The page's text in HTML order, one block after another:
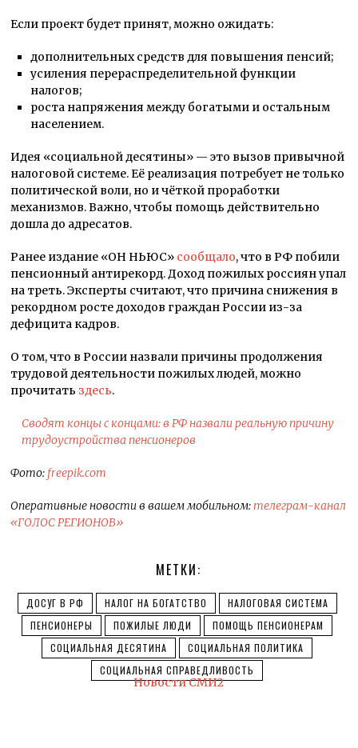
Если проект будет принят, можно ожидать:
дополнительных средств для повышения пенсий;
усиления перераспределительной функции
налогов;
роста напряжения между богатыми и остальным
населением.
Идея «социальной десятины» — это вызов привычной
налоговой системе. Её реализация потребует не только
политической воли, но и чёткой проработки
механизмов. Важно, чтобы помощь действительно
дошла до адресатов.
Ранее издание «ОН НЬЮС» сообщало, что в РФ побили
пенсионный антирекорд. Доход пожилых россиян упал
на треть. Эксперты считают, что причина снижения в
рекордном росте доходов граждан России из-за
дефицита кадров.
О том, что в России назвали причины продолжения
трудовой деятельности пожилых людей, можно
прочитать здесь.
Сводят концы с концами: в РФ назвали реальную причину
трудоустройства пенсионеров
Фото: freepik.com
Оперативные новости в вашем мобильном:телеграм-канал
«ГОЛОС РЕГИОНОВ»
МЕТКИ:
ДОСУГ В РФ НАЛОГ НА БОГАТСТВО
НАЛОГОВАЯ СИСТЕМА
ПЕНСИОНЕРЫ
ПОЖИЛЫЕ ЛЮДИ
ПОМОЩЬ ПЕНСИОНЕРАМ
СОЦИАЛЬНАЯ ДЕСЯТИНА
СОЦИАЛЬНАЯ ПОЛИТИКА
СОЦИАЛЬНАЯ СПРАВЕДЛИВОСТЬ
Новости СМИ2